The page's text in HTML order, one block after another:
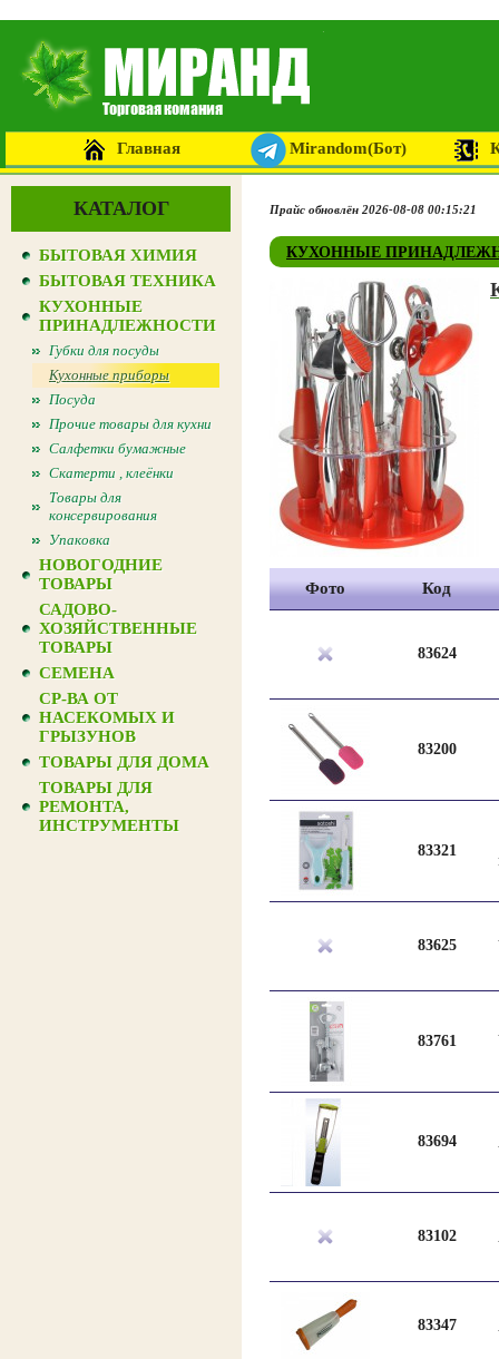
Главная Mirandom(Бот)
КАТАЛОГ
БЫТОВАЯ ХИМИЯ
БЫТОВАЯ ТЕХНИКА
КУХОННЫЕ
ПРИНАДЛЕЖНОСТИ
Губки для посуды
Кухонные приборы
Посуда
Прочие товары для кухни
Салфетки бумажные
Скатерти , клеёнки
Товары для
консервирования
Упаковка
НОВОГОДНИЕ
ТОВАРЫ
САДОВО-
ХОЗЯЙСТВЕННЫЕ
ТОВАРЫ
СЕМЕНА
СР-ВА ОТ
НАСЕКОМЫХ И
ГРЫЗУНОВ
ТОВАРЫ ДЛЯ ДОМА
ТОВАРЫ ДЛЯ
РЕМОНТА,
ИНСТРУМЕНТЫ
Прайс обновлён 2026-08-08 00:15:21
КУХОННЫЕ
Фото Код
83624
83200
83321
83625
83761
83694
83102
83347